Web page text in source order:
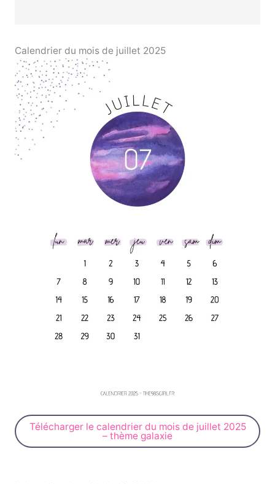
Calendrier du mois de juillet 2025
Télécharger le calendrier du mois de juillet 2025
– thème galaxie